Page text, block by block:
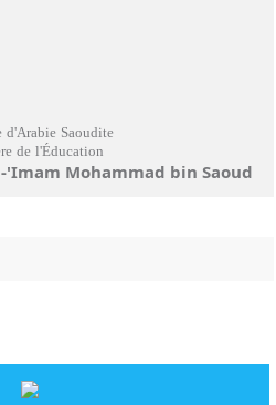
d'Arabie Saoudite
de l'Éducation
Mohammad bin Saoud